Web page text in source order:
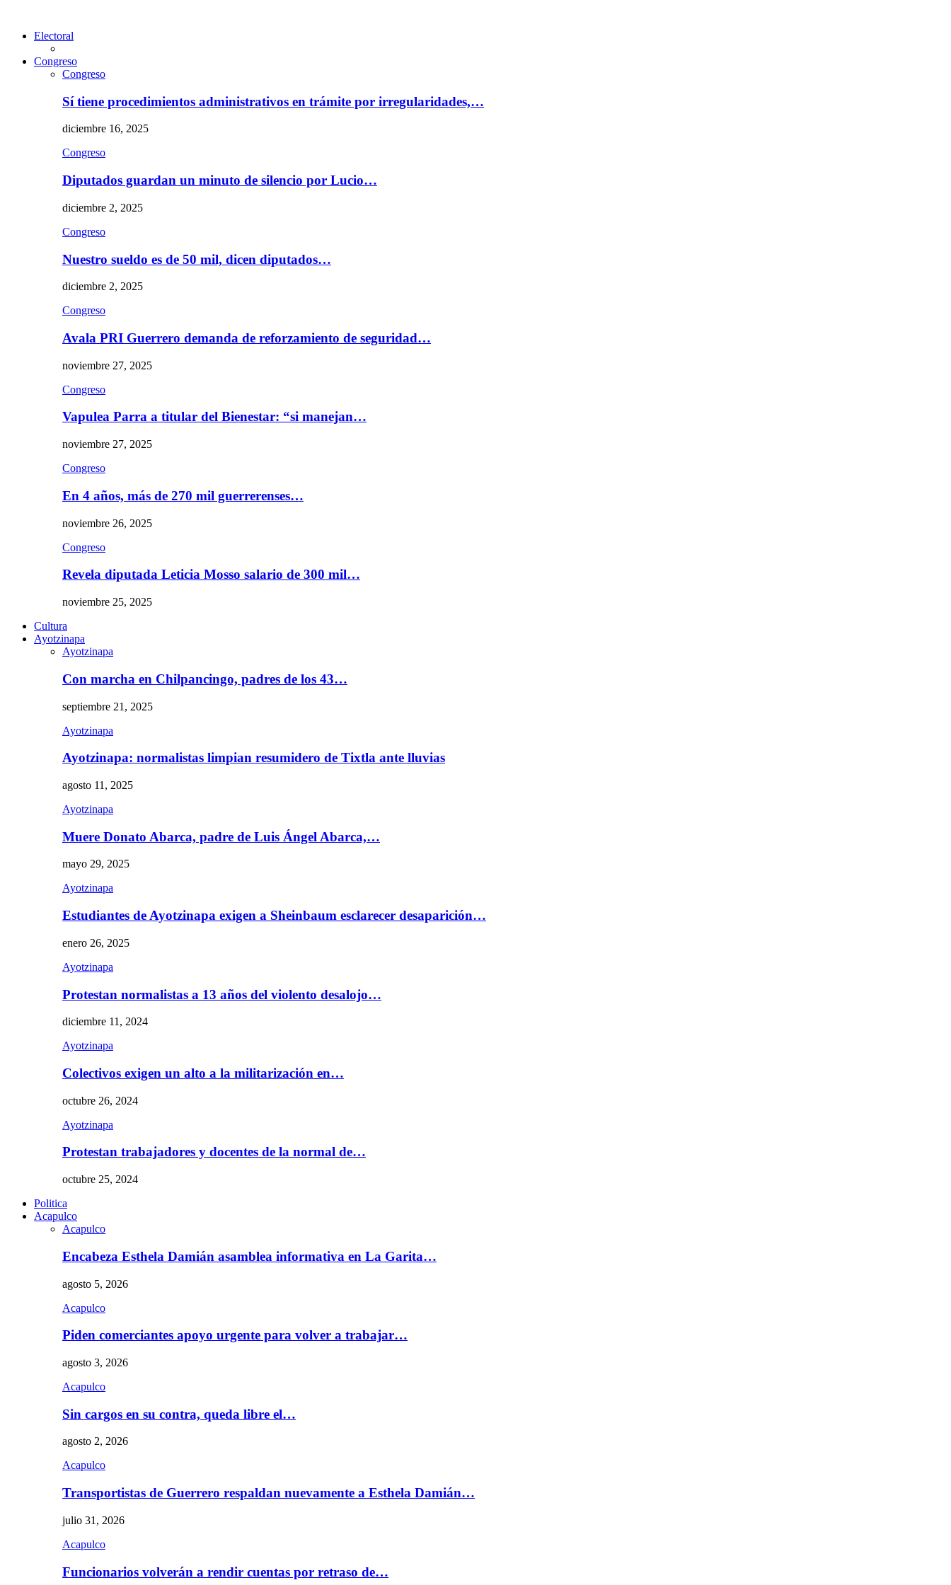
Electoral
Congreso
Congreso
Sí tiene procedimientos administrativos en trámite por irregularidades,…
diciembre 16, 2025
Congreso
Diputados guardan un minuto de silencio por Lucio…
diciembre 2, 2025
Congreso
Nuestro sueldo es de 50 mil, dicen diputados…
diciembre 2, 2025
Congreso
Avala PRI Guerrero demanda de reforzamiento de seguridad…
noviembre 27, 2025
Congreso
Vapulea Parra a titular del Bienestar: “si manejan…
noviembre 27, 2025
Congreso
En 4 años, más de 270 mil guerrerenses…
noviembre 26, 2025
Congreso
Revela diputada Leticia Mosso salario de 300 mil…
noviembre 25, 2025
Cultura
Ayotzinapa
Ayotzinapa
Con marcha en Chilpancingo, padres de los 43…
septiembre 21, 2025
Ayotzinapa
Ayotzinapa: normalistas limpian resumidero de Tixtla ante lluvias
agosto 11, 2025
Ayotzinapa
Muere Donato Abarca, padre de Luis Ángel Abarca,…
mayo 29, 2025
Ayotzinapa
Estudiantes de Ayotzinapa exigen a Sheinbaum esclarecer desaparición…
enero 26, 2025
Ayotzinapa
Protestan normalistas a 13 años del violento desalojo…
diciembre 11, 2024
Ayotzinapa
Colectivos exigen un alto a la militarización en…
octubre 26, 2024
Ayotzinapa
Protestan trabajadores y docentes de la normal de…
octubre 25, 2024
Politica
Acapulco
Acapulco
Encabeza Esthela Damián asamblea informativa en La Garita…
agosto 5, 2026
Acapulco
Piden comerciantes apoyo urgente para volver a trabajar…
agosto 3, 2026
Acapulco
Sin cargos en su contra, queda libre el…
agosto 2, 2026
Acapulco
Transportistas de Guerrero respaldan nuevamente a Esthela Damián…
julio 31, 2026
Acapulco
Funcionarios volverán a rendir cuentas por retraso de…